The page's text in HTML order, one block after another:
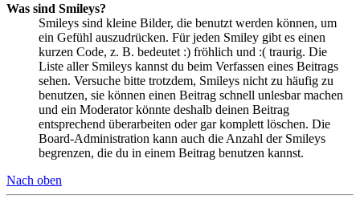
Was sind Smileys?
Smileys sind kleine Bilder, die benutzt werden können, um
ein Gefühl auszudrücken. Für jeden Smiley gibt es einen
kurzen Code, z. B. bedeutet :) fröhlich und :( traurig. Die
Liste aller Smileys kannst du beim Verfassen eines Beitrags
sehen. Versuche bitte trotzdem, Smileys nicht zu häufig zu
benutzen, sie können einen Beitrag schnell unlesbar machen
und ein Moderator könnte deshalb deinen Beitrag
entsprechend überarbeiten oder gar komplett löschen. Die
Board-Administration kann auch die Anzahl der Smileys
begrenzen, die du in einem Beitrag benutzen kannst.
Nach oben